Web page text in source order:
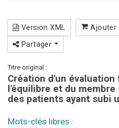
Version XML Ajouter
Partager
Titre original :
Création d'un
l'équilibre et du
des patients ayant subi
Mots-clés libres :